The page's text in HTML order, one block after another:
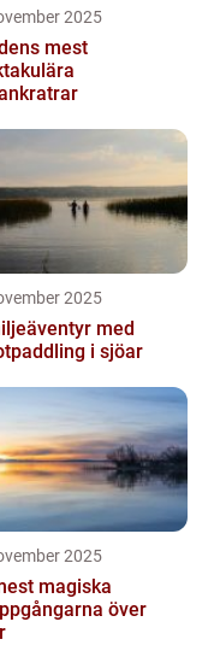
2025
mest
2025
med
i sjöar
2025
magiska
över